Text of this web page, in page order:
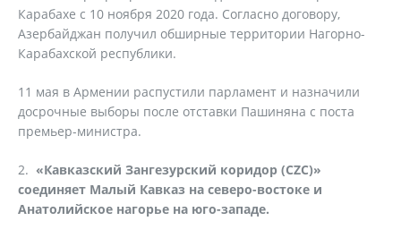
Карабахе с 10 ноября 2020 года. Согласно договору,
Азербайджан получил обширные территории Нагорно-
Карабахской республики.
11 мая в Армении распустили парламент и назначили
досрочные выборы после отставки Пашиняна с поста
премьер-министра.
2. «Кавказский Зангезурский коридор (CZC)»
соединяет Малый Кавказ на северо-востоке и
Анатолийское нагорье на юго-западе.